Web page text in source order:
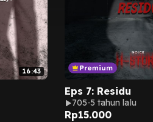
16:43
Eps 7: Residu
705 5 tahun lalu
Rp15.000